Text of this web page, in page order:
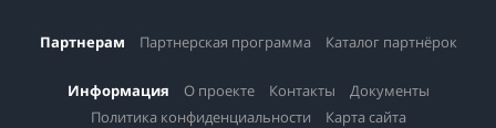
Партнерам Партнерская программа Каталог партнёрок
Информация О проекте Контакты
Документы
Политика конфиденциальности
Карта сайта